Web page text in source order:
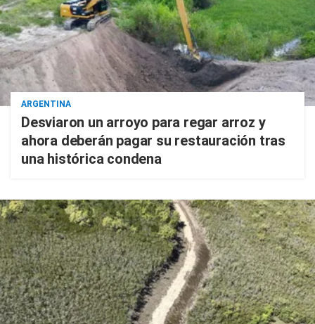
ARGENTINA
Desviaron un arroyo para regar arroz y
ahora deberán pagar su restauración tras
una histórica condena